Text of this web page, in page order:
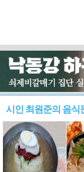
시인 최원준의 음식